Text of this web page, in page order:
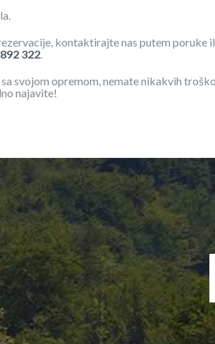
kontaktirajte nas putem poruke
322.
svojom opremom, nemate nikakvih
najavite!